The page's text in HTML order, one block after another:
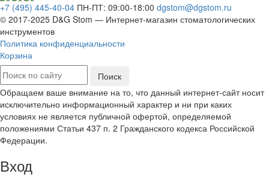
+7 (495) 445-40-04 ПН-ПТ: 09:00-18:00 dgstom@dgstom.ru
© 2017-2025 D&G Stom — Интернет-магазин стоматологических
инструментов
Политика конфиденциальности
Корзина
Обращаем ваше внимание на то, что данный интернет-сайт носит
исключительно информационный характер и ни при каких
условиях не является публичной офертой, определяемой
положениями Статьи 437 п. 2 Гражданского кодекса Российской
Федерации.
Вход